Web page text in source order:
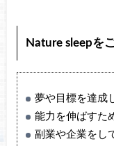
Nature sleepを
夢や目標を達成
能力を伸ばすた
副業や企業をし